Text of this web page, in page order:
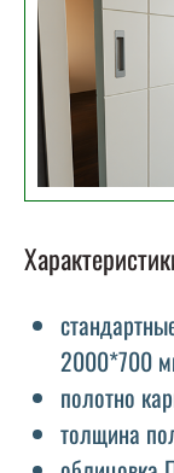
2000*700
полотно
толщина